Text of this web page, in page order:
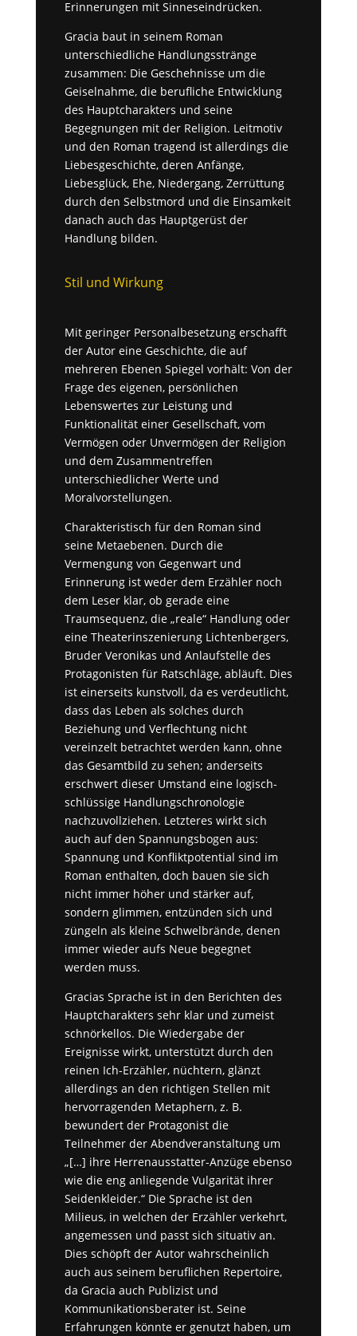
Erinnerungen mit Sinneseindrücken.
Gracia baut in seinem Roman
unterschiedliche Handlungsstränge
zusammen: Die Geschehnisse um die
Geiselnahme, die berufliche Entwicklung
des Hauptcharakters und seine
Begegnungen mit der Religion. Leitmotiv
und den Roman tragend ist allerdings die
Liebesgeschichte, deren Anfänge,
Liebesglück, Ehe, Niedergang, Zerrüttung
durch den Selbstmord und die Einsamkeit
danach auch das Hauptgerüst der
Handlung bilden.
Stil und Wirkung
Mit geringer Personalbesetzung erschafft
der Autor eine Geschichte, die auf
mehreren Ebenen Spiegel vorhält: Von der
Frage des eigenen, persönlichen
Lebenswertes zur Leistung und
Funktionalität einer Gesellschaft, vom
Vermögen oder Unvermögen der Religion
und dem Zusammentreffen
unterschiedlicher Werte und
Moralvorstellungen.
Charakteristisch für den Roman sind
seine Metaebenen. Durch die
Vermengung von Gegenwart und
Erinnerung ist weder dem Erzähler noch
dem Leser klar, ob gerade eine
Traumsequenz, die „reale“ Handlung oder
eine Theaterinszenierung Lichtenbergers,
Bruder Veronikas und Anlaufstelle des
Protagonisten für Ratschläge, abläuft. Dies
ist einerseits kunstvoll, da es verdeutlicht,
dass das Leben als solches durch
Beziehung und Verflechtung nicht
vereinzelt betrachtet werden kann, ohne
das Gesamtbild zu sehen; anderseits
erschwert dieser Umstand eine logisch-
schlüssige Handlungschronologie
nachzuvollziehen. Letzteres wirkt sich
auch auf den Spannungsbogen aus:
Spannung und Konfliktpotential sind im
Roman enthalten, doch bauen sie sich
nicht immer höher und stärker auf,
sondern glimmen, entzünden sich und
züngeln als kleine Schwelbrände, denen
immer wieder aufs Neue begegnet
werden muss.
Gracias Sprache ist in den Berichten des
Hauptcharakters sehr klar und zumeist
schnörkellos. Die Wiedergabe der
Ereignisse wirkt, unterstützt durch den
reinen Ich-Erzähler, nüchtern, glänzt
allerdings an den richtigen Stellen mit
hervorragenden Metaphern, z. B.
bewundert der Protagonist die
Teilnehmer der Abendveranstaltung um
„[…] ihre Herrenausstatter-Anzüge ebenso
wie die eng anliegende Vulgarität ihrer
Seidenkleider.“ Die Sprache ist den
Milieus, in welchen der Erzähler verkehrt,
angemessen und passt sich situativ an.
Dies schöpft der Autor wahrscheinlich
auch aus seinem beruflichen Repertoire,
da Gracia auch Publizist und
Kommunikationsberater ist. Seine
Erfahrungen könnte er genutzt haben, um